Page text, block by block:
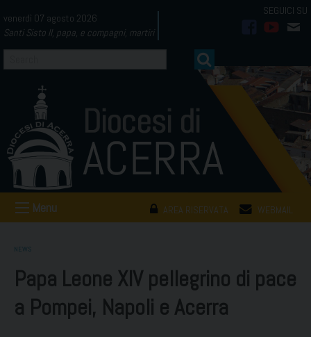
to
content
venerdì 07 agosto 2026
Santi Sisto II, papa, e compagni, martiri
AREA RISERVATA WEBMAIL
Menu
NEWS
Papa Leone XIV pellegrino di pace
a Pompei, Napoli e Acerra